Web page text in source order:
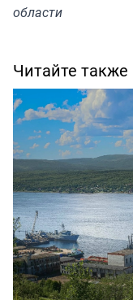
области
Читайте также